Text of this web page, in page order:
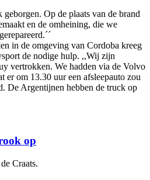
geborgen. Op de plaats van de brand
en de omheining, die we
in de omgeving van Cordoba kreeg
de nodige hulp. ,,Wij zijn
vertrokken. We hadden via de Volvo
er om 13.30 uur een afsleepauto zou
De Argentijnen hebben de truck op
op
Craats.